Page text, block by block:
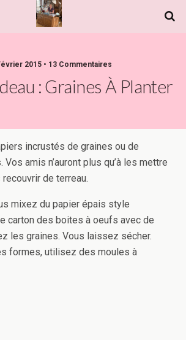
2015 • 13 Commentaires
: Graines À Planter
incrustés de graines ou de
amis n’auront plus qu’à les mettre
de terreau.
mixez du papier épais style
carton des boites à oeufs avec de
les graines. Vous laissez sécher.
formes, utilisez des moules à